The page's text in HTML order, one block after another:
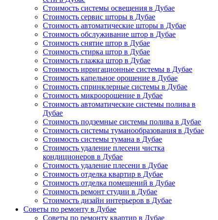
Стоимость системы освещения в Дубае
Стоимость сервис шторы в Дубае
Стоимость автоматические шторы в Дубае
Стоимость обслуживание штор в Дубае
Стоимость снятие штор в Дубае
Стоимость стирка штор в Дубае
Стоимость глажка штор в Дубае
Стоимость ирригационные системы в Дубае
Стоимость капельное орошение в Дубае
Стоимость спринклерные системы в Дубае
Стоимость микроорошение в Дубае
Стоимость автоматические системы полива в
Дубае
Стоимость подземные системы полива в Дубае
Стоимость системы туманообразования в Дубае
Стоимость системы тумана в Дубае
Стоимость удаление плесени чистка
кондиционеров в Дубае
Стоимость удаление плесени в Дубае
Стоимость отделка квартир в Дубае
Стоимость отделка помещений в Дубае
Стоимость ремонт студии в Дубае
Стоимость дизайн интерьеров в Дубае
Советы по ремонту в Дубае
Советы по ремонту квартир в Дубае